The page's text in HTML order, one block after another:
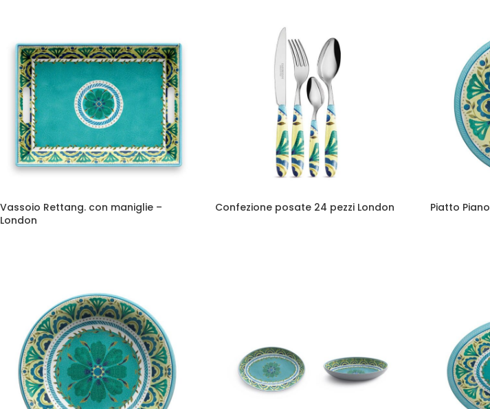
Vassoio Rettang. con maniglie –
London
Confezione posate 24 pezzi London Piatto